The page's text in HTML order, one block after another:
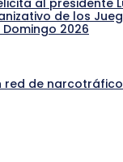
de los
2026
red de